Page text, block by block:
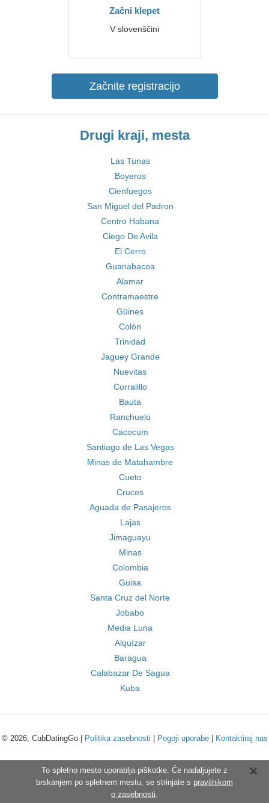
Začni klepet
V slovenščini
Začnite registracijo
Drugi kraji, mesta
Las Tunas
Boyeros
Cienfuegos
San Miguel del Padron
Centro Habana
Ciego De Avila
El Cerro
Guanabacoa
Alamar
Contramaestre
Güines
Colón
Trinidad
Jaguey Grande
Nuevitas
Corralillo
Bauta
Ranchuelo
Cacocum
Santiago de Las Vegas
Minas de Matahambre
Cueto
Cruces
Aguada de Pasajeros
Lajas
Jimaguayu
Minas
Colombia
Guisa
Santa Cruz del Norte
Jobabo
Media Luna
Alquízar
Baragua
Calabazar De Sagua
Kuba
© 2026, CubDatingGo | Politika zasebnosti Pogoji uporabe| Kontaktiraj nas
To spletno mesto uporablja piškotke. Če nadaljujete z
brskanjem po spletnem mestu, se strinjate s pravilnikom
o zasebnosti.